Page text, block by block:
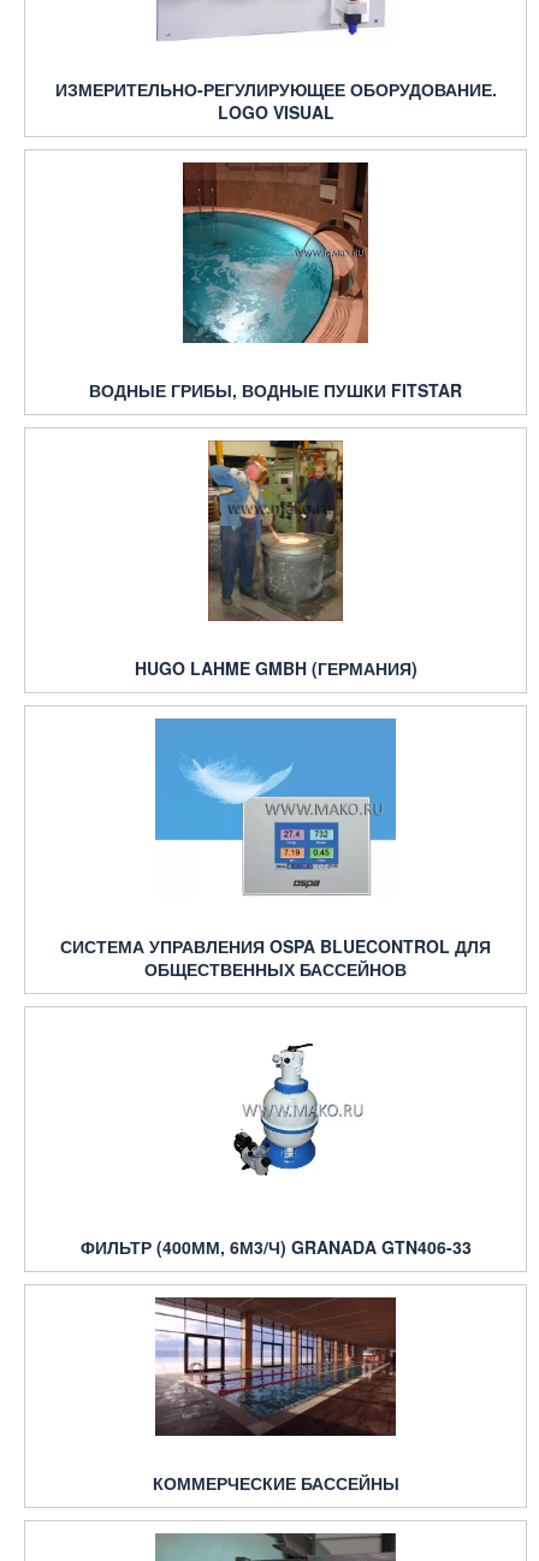
ИЗМЕРИТЕЛЬНО-РЕГУЛИРУЮЩЕЕ ОБОРУДОВАНИЕ.
LOGO VISUAL
ВОДНЫЕ ГРИБЫ, ВОДНЫЕ ПУШКИ FITSTAR
HUGO LAHME GMBH (ГЕРМАНИЯ)
СИСТЕМА УПРАВЛЕНИЯ OSPA BLUECONTROL ДЛЯ
ОБЩЕСТВЕННЫХ БАССЕЙНОВ
ФИЛЬТР (400ММ, 6М3/Ч) GRANADA GTN406-33
КОММЕРЧЕСКИЕ БАССЕЙНЫ